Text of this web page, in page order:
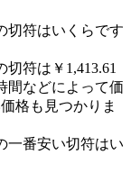
切符はいくらです
符は￥1,413.61
間などによって価
格も見つかりま
一番安い切符はい